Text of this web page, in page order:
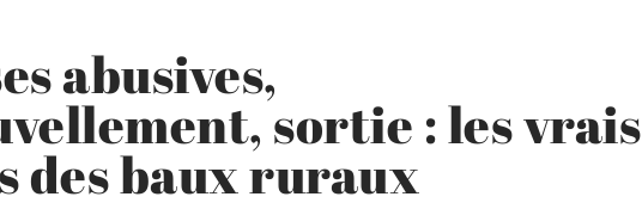
abusives,
sortie : les vrais
des baux ruraux